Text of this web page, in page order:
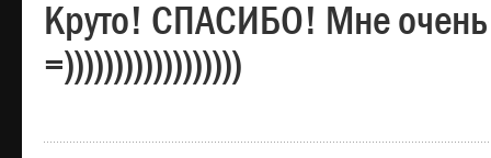
Круто! СПАСИБО! Мне
=))))))))))))))))))